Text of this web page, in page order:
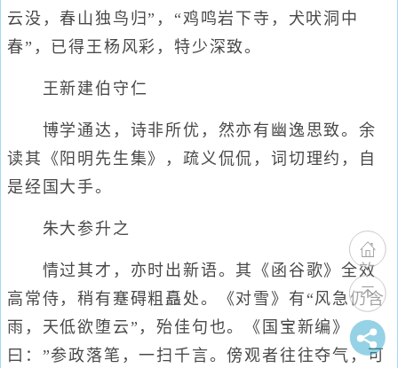
云没，春山独鸟归”，“鸡鸣岩下寺，犬吠洞中
春”，已得王杨风彩，特少深致。
王新建伯守仁
博学通达，诗非所优，然亦有幽逸思致。余
读其《阳明先生集》，疏义侃侃，词切理约，自
是经国大手。
朱大参升之
情过其才，亦时出新语。其《函谷歌》全效
高常侍，稍有蹇碍粗矗处。《对雪》有“风急仍含
雨，天低欲堕云”，殆佳句也。《国宝新编》
曰：”参政落笔，一扫千言。傍观者往往夺气，可